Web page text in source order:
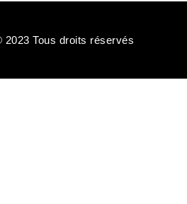
2023 Tous droits réservés